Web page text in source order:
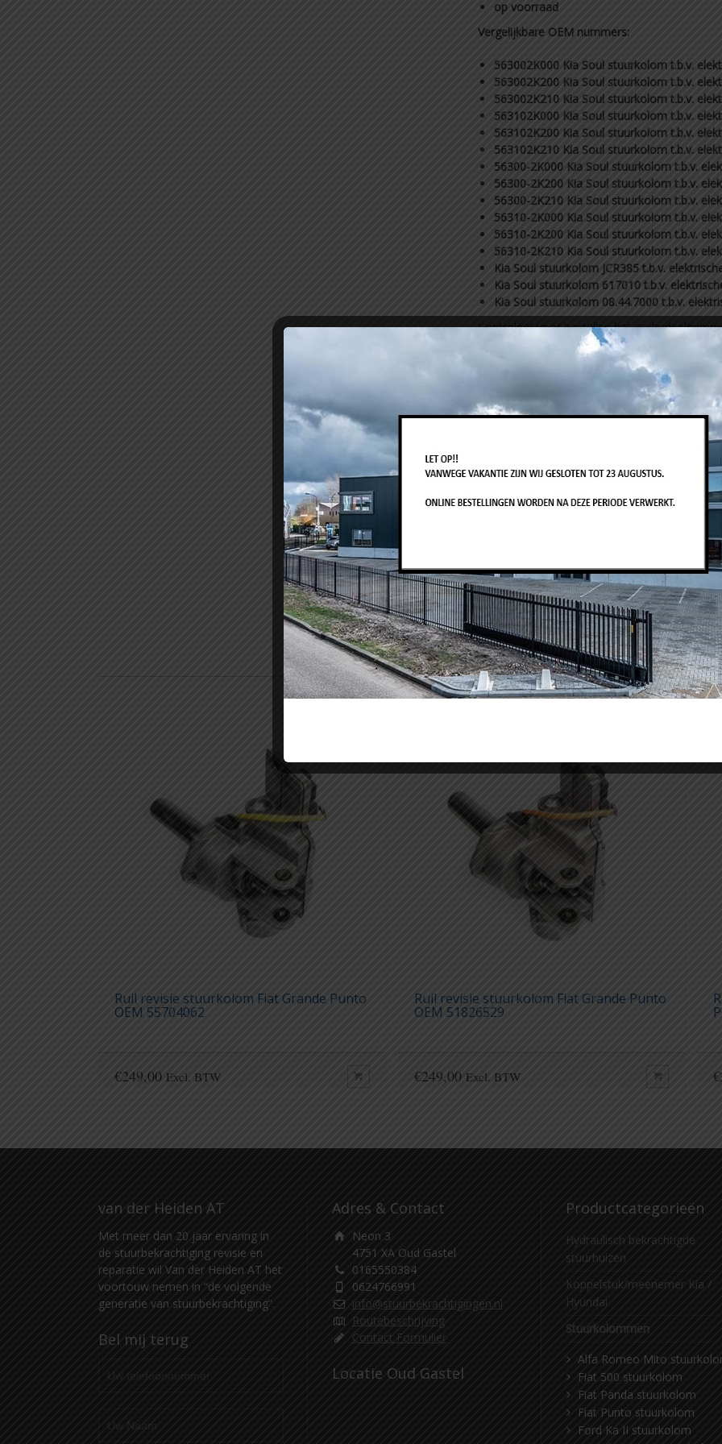
op voorraad
Vergelijkbare OEM nummers:
563002K000 Kia Soul stuurkolom t.b.v.
563002K200 Kia Soul stuurkolom t.b.v.
563002K210 Kia Soul stuurkolom t.b.v.
563102K000 Kia Soul stuurkolom t.b.v.
563102K200 Kia Soul stuurkolom t.b.v.
563102K210 Kia Soul stuurkolom t.b.v.
56300-2K000 Kia Soul stuurkolom t.b.v.
56300-2K200 Kia Soul stuurkolom t.b.v.
56300-2K210 Kia Soul stuurkolom t.b.v.
56310-2K000 Kia Soul stuurkolom t.b.v.
56310-2K200 Kia Soul stuurkolom t.b.v.
56310-2K210 Kia Soul stuurkolom t.b.v.
Kia Soul stuurkolom JCR385 t.b.v.
Kia Soul stuurkolom 617010 t.b.v.
Kia Soul stuurkolom 08.44.7000 t.b.v.
Controleer voor bestellen het
opgegeven onderdeelnummers. Het
twijfel kunt u bij uw bestelling het
hiervan het juiste onderdeel kunnen bepalen.
Voorkomende foutcode stuurkolom Kia Soul:
foutcode C125
foutcode C2401
Let op, stuurkolom betreft een ruil-unit. Het
inlevering van de oude unit.
Related Products
Ruil revisie stuurkolom Fiat Grande Punto
OEM 55704062
€249,00 Excl. BTW
Ruil revisie stuurkolom Fiat Grande Punto
OEM 51826529
€249,00 Excl. BTW €
van der Heiden AT
Met meer dan 20 jaar ervaring in
de stuurbekrachtiging revisie en
reparatie wil Van der Heiden AT het
voortouw nemen in “de volgende
generatie van stuurbekrachtiging”.
Bel mij terug
Adres & Contact
Neon 3
4751 XA Oud Gastel
0165550384
0624766991
info@stuurbekrachtigingen.nl
Routebeschrijving
Contact Formulier
Locatie Oud Gastel
Productcategorieën
Hydraulisch bekrachtigde
stuurhuizen
Koppelstuk/meenemer Kia /
Hyundai
Stuurkolommen
Alfa Romeo Mito
Fiat 500 stuurkolom
Fiat Panda stuurkolom
Fiat Punto stuurkolom
Ford Ka II stuurkolom